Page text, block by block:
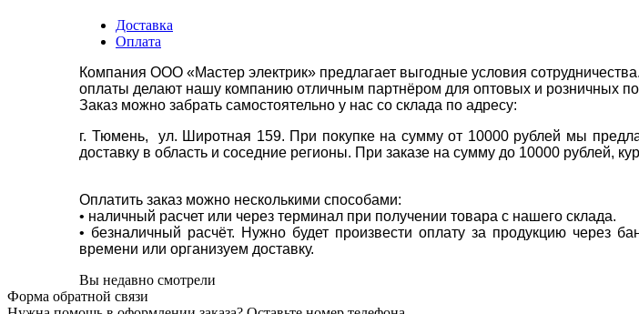
Доставка
Оплата
Компания ООО «Мастер электрик» предлагает выгодные условия
оплаты делают нашу компанию отличным партнёром для оптовых и розничных
Заказ можно забрать самостоятельно у нас со склада по адресу:
г. Тюмень, ул. Широтная 159. При покупке на сумму от 10000 рублей мы
доставку в область и соседние регионы. При заказе на сумму до 10000 рублей,
Оплатить заказ можно несколькими способами:
• наличный расчет или через терминал при получении товара с нашего склада.
• безналичный расчёт. Нужно будет произвести оплату за продукцию через
времени или организуем доставку.
Вы недавно смотрели
Форма обратной связи